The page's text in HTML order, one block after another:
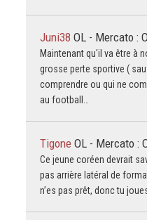
Juni38 OL - Mercato :
Maintenant qu'il va être à
grosse perte sportive (
comprendre ou qui ne
au football…
Tigone OL - Mercato :
Ce jeune coréen devrait
pas arrière latéral de
n’es pas prêt, donc tu